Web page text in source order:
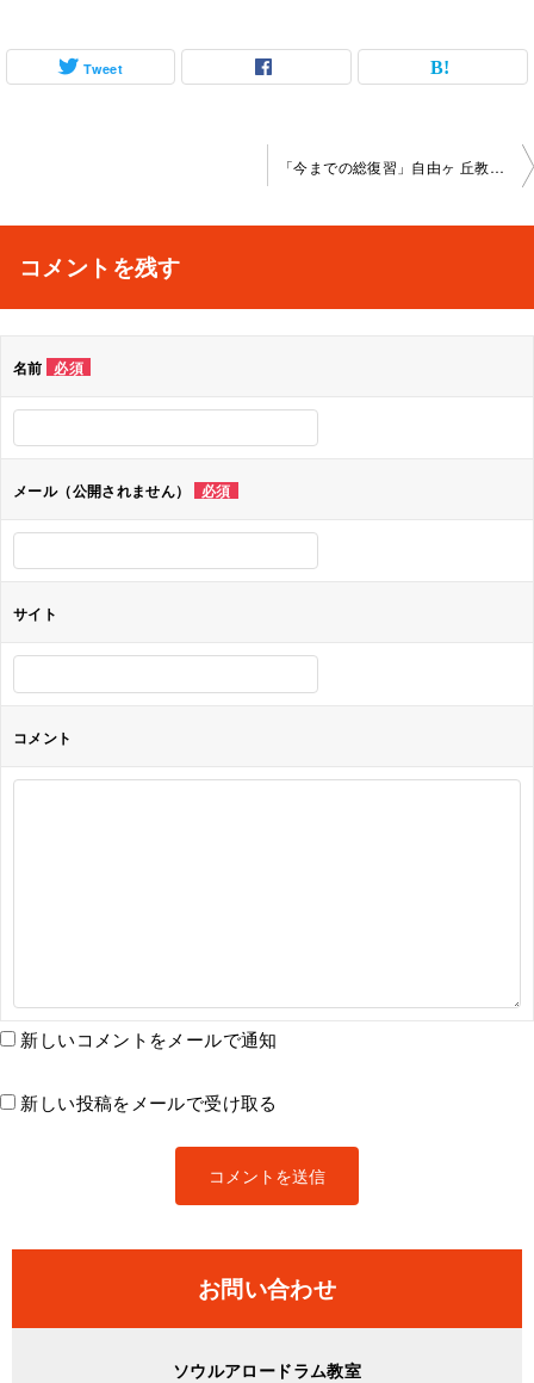
Tweet
ビ
シ
ョ
ン
「今までの総復習」自由ヶ 丘教室2022-03-29-no0032-­1080
コメントを残す
名前 必須
メール（公開されません） 必須
サイト
コメント
新しいコメントをメールで通知
新しい投稿をメールで受け取る
お問い合わせ
ソウルアロードラム教室